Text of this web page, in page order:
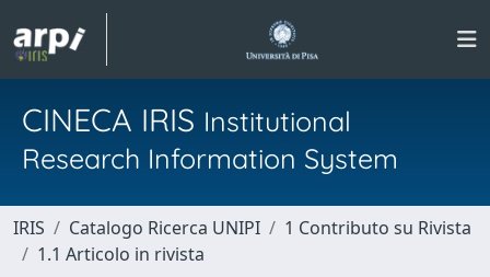
CINECA IRIS Institutional
Research Information System
IRIS Catalogo Ricerca UNIPI
1 Contributo su Rivista
1.1 Articolo in rivista